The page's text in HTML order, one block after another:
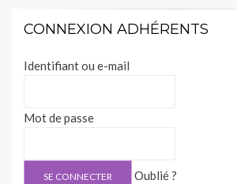
CONNEXION ADHÉRENTS
Identifiant ou e-mail
Mot de passe
Oublié ?